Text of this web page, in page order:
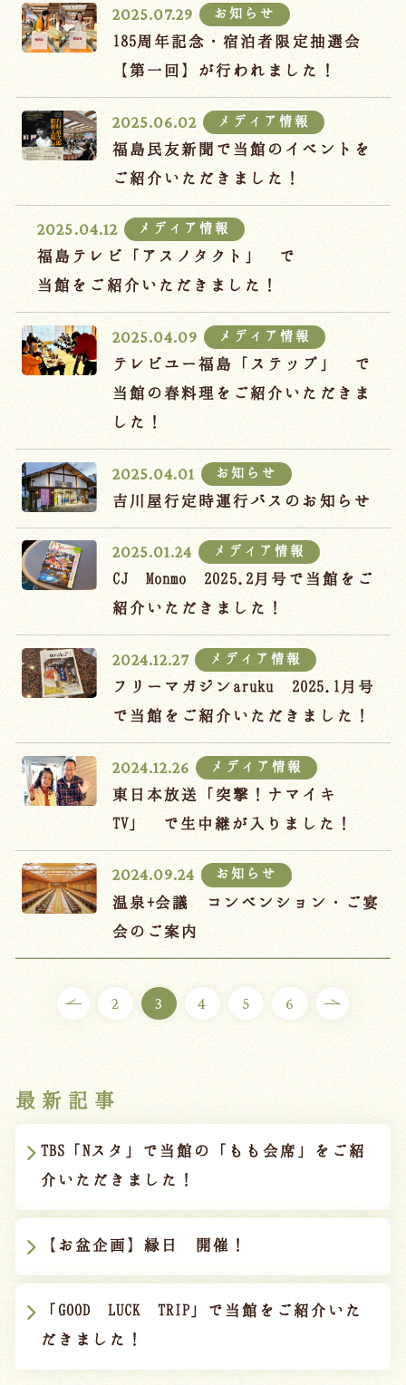
2025.07.29 お知らせ
185周年記念・宿泊者限定抽選会
【第一回】が行われました！
2025.06.02 メディア情報
福島民友新聞で当館のイベントを
ご紹介いただきました！
2025.04.12 メディア情報
福島テレビ「アスノタクト」 で
当館をご紹介いただきました！
2025.04.09 メディア情報
テレビユー福島「ステップ」 で
当館の春料理をご紹介いただきま
した！
2025.04.01 お知らせ
吉川屋行定時運行バスのお知らせ
2025.01.24 メディア情報
CJ Monmo 2025.2月号で当館をご
紹介いただきました！
2024.12.27 メディア情報
フリーマガジンaruku 2025.1月号
で当館をご紹介いただきました！
2024.12.26 メディア情報
東日本放送「突撃！ナマイキ
TV」 で生中継が入りました！
2024.09.24 お知らせ
温泉+会議 コンベンション・ご宴
会のご案内
2 3 4 5 6
最新記事
TBS「Nスタ」で当館の「もも会席」をご紹
介いただきました！
【お盆企画】縁日 開催！
「GOOD LUCK TRIP」で当館をご紹介いた
だきました！
お知らせ よくあるご質問
お問い合わせ
予約確認・変更・キャンセル
キャンセルポリシー
オンラインショップ
吉川屋×温泉むすめ
Follow us
024-542-2226
Language